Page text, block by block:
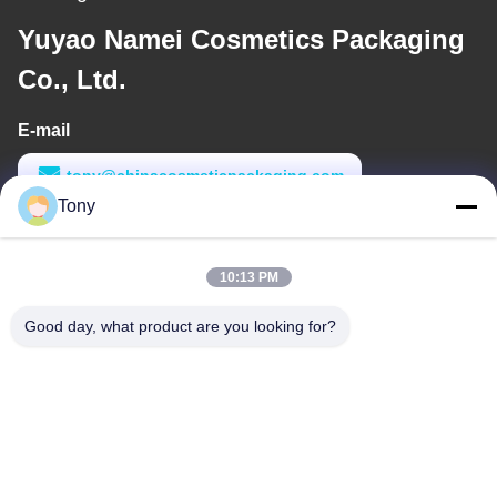
Yuyao Namei Cosmetics Packaging
Co., Ltd.
E-mail
tony@chinacosmeticpackaging.com
Waktu Kerja
Tony
10:13 PM
Good day, what product are you looking for?